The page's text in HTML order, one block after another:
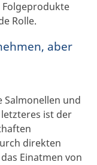
Rolle.
aber
Salmonellen und
ist der
direkten
Einatmen von